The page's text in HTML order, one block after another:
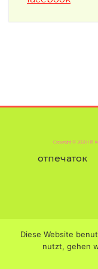
Copyright © 2020 Hll.
отпечаток
Diese Website
nutzt, gehen